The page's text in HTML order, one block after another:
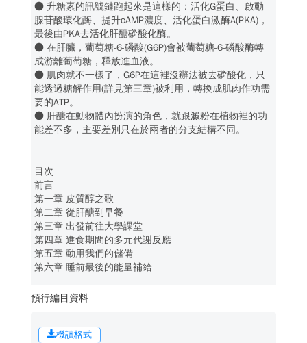
● 升糖素的訊號鏈跑起來是這樣的：活化G蛋白、啟動
腺苷酸環化酶、提升cAMP濃度、活化蛋白激酶A(PKA)，
最後由PKA去活化肝醣磷酸化酶。
● 在肝臟，葡萄糖-6-磷酸(G6P)會被葡萄糖-6-磷酸酶轉
成游離葡萄糖，釋放進血液。
● 肌肉就不一樣了，G6P在這裡沒辦法被去磷酸化，只
能透過糖解作用(詳見第三章)被利用，轉換成肌肉作功需
要的ATP。
● 肝醣在動物體內扮演的角色，就跟澱粉在植物裡的功
能差不多，主要差別只在於兩者的分支結構不同。
目次
前言
第一章 皮質醇之歌
第二章 從肝醣到早餐
第三章 出發前往大學課堂
第四章 進食期間的多元代謝反應
第五章 動用我們的儲備
第六章 睡前最後的能量補給
預行編目資料
機讀格式